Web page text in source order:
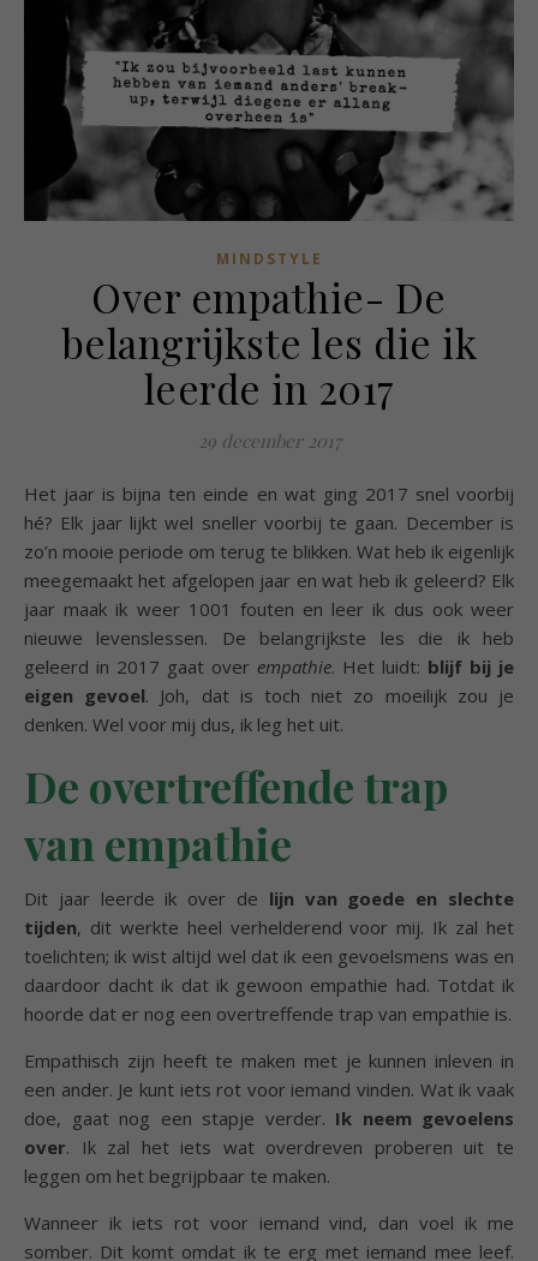
MINDSTYLE
Over empathie- De
belangrijkste les die ik
leerde in 2017
29 december 2017
Het jaar is bijna ten einde en wat ging 2017 snel voorbij
hé? Elk jaar lijkt wel sneller voorbij te gaan. December is
zo’n mooie periode om terug te blikken. Wat heb ik eigenlijk
meegemaakt het afgelopen jaar en wat heb ik geleerd? Elk
jaar maak ik weer 1001 fouten en leer ik dus ook weer
nieuwe levenslessen. De belangrijkste les die ik heb
geleerd in 2017 gaat over empathie. Het luidt: blijf bij je
eigen gevoel. Joh, dat is toch niet zo moeilijk zou je
denken. Wel voor mij dus, ik leg het uit.
De overtreffende trap
van empathie
Dit jaar leerde ik over de lijn van goede en slechte
tijden, dit werkte heel verhelderend voor mij. Ik zal het
toelichten; ik wist altijd wel dat ik een gevoelsmens was en
daardoor dacht ik dat ik gewoon empathie had. Totdat ik
hoorde dat er nog een overtreffende trap van empathie is.
Empathisch zijn heeft te maken met je kunnen inleven in
een ander. Je kunt iets rot voor iemand vinden. Wat ik vaak
doe, gaat nog een stapje verder. Ik neem gevoelens
over. Ik zal het iets wat overdreven proberen uit te
leggen om het begrijpbaar te maken.
Wanneer ik iets rot voor iemand vind, dan voel ik me
somber. Dit komt omdat ik te erg met iemand mee leef.